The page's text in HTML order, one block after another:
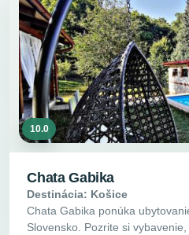
10.0
Chata Gabika
Destinácia: Košice
Chata Gabika ponúka
Slovensko. Pozrite si